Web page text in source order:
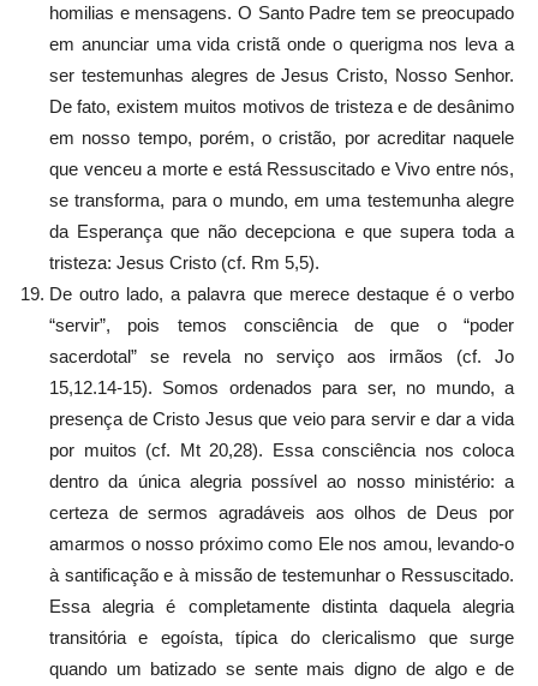
homilias e mensagens. O Santo Padre tem se preocupado
em anunciar uma vida cristã onde o querigma nos leva a
ser testemunhas alegres de Jesus Cristo, Nosso Senhor.
De fato, existem muitos motivos de tristeza e de desânimo
em nosso tempo, porém, o cristão, por acreditar naquele
que venceu a morte e está Ressuscitado e Vivo entre nós,
se transforma, para o mundo, em uma testemunha alegre
da Esperança que não decepciona e que supera toda a
tristeza: Jesus Cristo (cf. Rm 5,5).
De outro lado, a palavra que merece destaque é o verbo
“servir”, pois temos consciência de que o “poder
sacerdotal” se revela no serviço aos irmãos (cf. Jo
15,12.14-15). Somos ordenados para ser, no mundo, a
presença de Cristo Jesus que veio para servir e dar a vida
por muitos (cf. Mt 20,28). Essa consciência nos coloca
dentro da única alegria possível ao nosso ministério: a
certeza de sermos agradáveis aos olhos de Deus por
amarmos o nosso próximo como Ele nos amou, levando-o
à santificação e à missão de testemunhar o Ressuscitado.
Essa alegria é completamente distinta daquela alegria
transitória e egoísta, típica do clericalismo que surge
quando um batizado se sente mais digno de algo e de